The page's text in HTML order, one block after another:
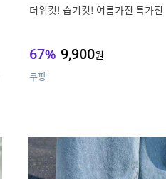
더위컷! 습기컷! 여름가전 특가전
67% 9,900원
쿠팡
16